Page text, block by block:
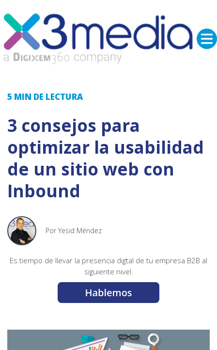
5 MIN DE LECTURA
3 consejos para
optimizar la usabilidad
de un sitio web con
Inbound
Por Yesid Méndez
Es tiempo de llevar la presencia digtal de tu empresa B2B al
siguiente nivel.